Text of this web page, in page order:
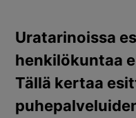
Uratarinoissa
henkilökuntaa
Tällä kertaa